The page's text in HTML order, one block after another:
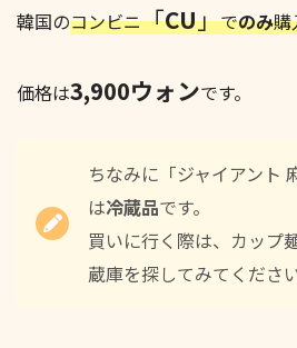
韓国のコンビニ「CU」でのみ購
価格は3,900ウォンです。
ちなみに「ジャイアント
は冷蔵品です。
買いに行く際は、カップ
蔵庫を探してみてください